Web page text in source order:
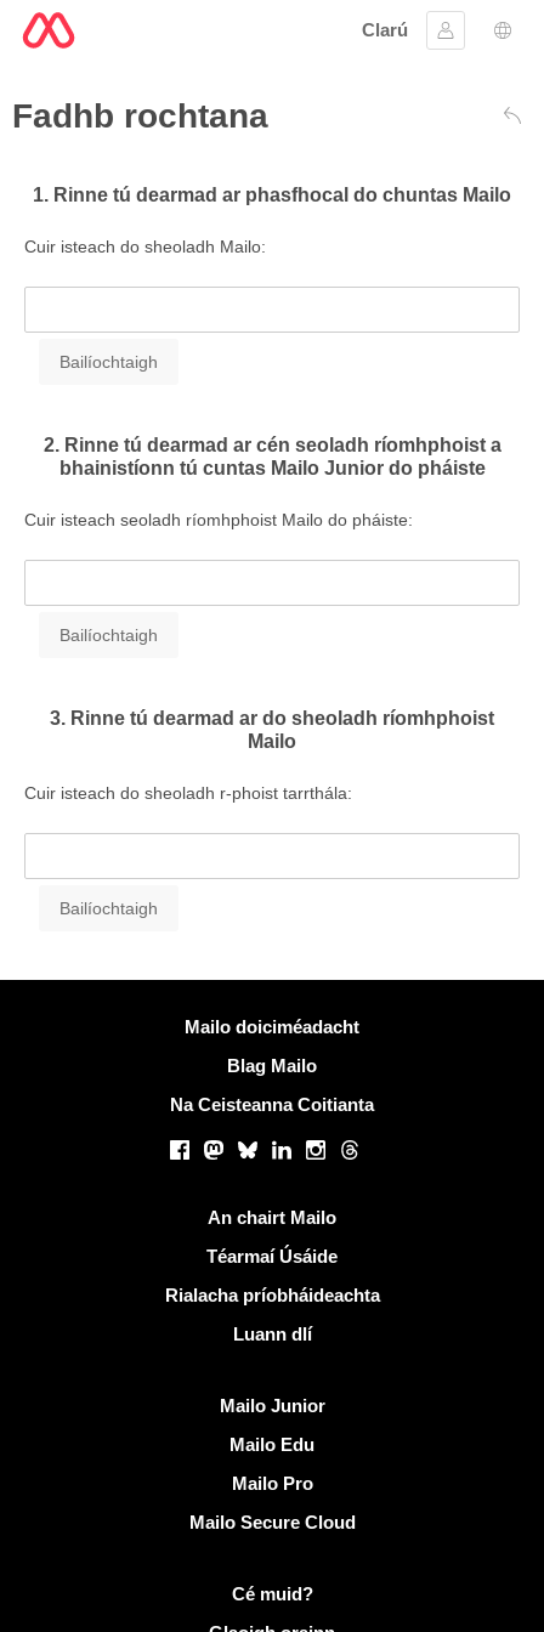
Clarú
Sínigh
Fadhb rochtana Siar
1. Rinne tú dearmad ar phasfhocal do chuntas Mailo
Cuir isteach do sheoladh Mailo:
2. Rinne tú dearmad ar cén seoladh ríomhphoist a
bhainistíonn tú cuntas Mailo Junior do pháiste
Cuir isteach seoladh ríomhphoist Mailo do pháiste:
3. Rinne tú dearmad ar do sheoladh ríomhphoist
Mailo
Cuir isteach do sheoladh r-phoist tarrthála:
Mailo doiciméadacht
Blag Mailo
Na Ceisteanna Coitianta
Facebook
Mastodon
BlueskyLinkedInInstagram
Threads
An chairt Mailo
Téarmaí Úsáide
Rialacha príobháideachta
Luann dlí
Mailo Junior
Mailo Edu
Mailo Pro
Mailo Secure Cloud
Tuilleadh eolais ar MailoCé muid?